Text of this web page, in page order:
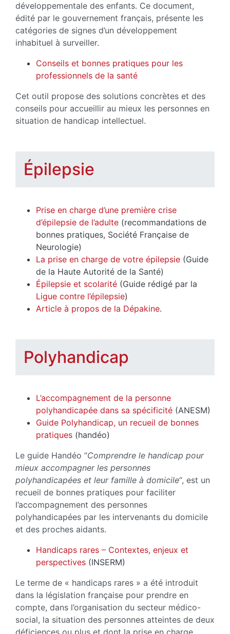
développementale des enfants. Ce document,
édité par le gouvernement français, présente les
catégories de signes d’un développement
inhabituel à surveiller.
Conseils et bonnes pratiques pour les
professionnels de la santé
Cet outil propose des solutions concrètes et des
conseils pour accueillir au mieux les personnes en
situation de handicap intellectuel.
Épilepsie
Prise en charge d’une première crise
d’épilepsie de l’adulte (recommandations de
bonnes pratiques, Société Française de
Neurologie)
La prise en charge de votre épilepsie (Guide
de la Haute Autorité de la Santé)
Épilepsie et scolarité (Guide rédigé par la
Ligue contre l’épilepsie)
Article à propos de la Dépakine.
Polyhandicap
L’accompagnement de la personne
polyhandicapée dans sa spécificité (ANESM)
Guide Polyhandicap, un recueil de bonnes
pratiques (handéo)
Le guide Handéo “Comprendre le handicap pour
mieux accompagner les personnes
polyhandicapées et leur famille à domicile“, est un
recueil de bonnes pratiques pour faciliter
l’accompagnement des personnes
polyhandicapées par les intervenants du domicile
et des proches aidants.
Handicaps rares – Contextes, enjeux et
perspectives (INSERM)
Le terme de « handicaps rares » a été introduit
dans la législation française pour prendre en
compte, dans l’organisation du secteur médico-
social, la situation des personnes atteintes de deux
déficiences ou plus et dont la prise en charge